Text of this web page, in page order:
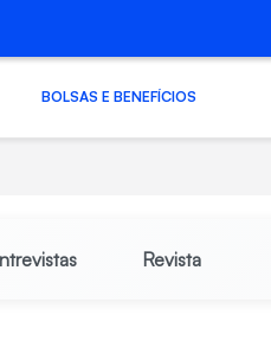
BOLSAS E BENEFÍCIOS
Revista